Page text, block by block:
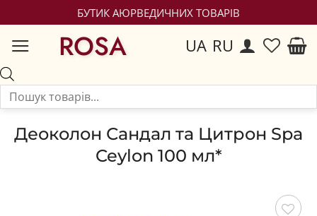
БУТИК АЮРВЕДИЧНИХ ТОВАРІВ
ROSA UA RU
Деоколон Сандал та Цитрон Spa
Ceylon 100 мл*